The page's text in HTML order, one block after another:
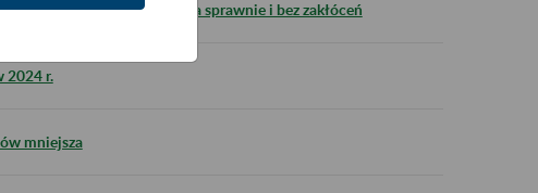
społecznych działa sprawnie i bez zakłóceń
2024 r.
mniejsza